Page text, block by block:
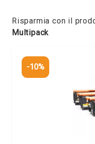
Risparmia con il
Multipack
-10%